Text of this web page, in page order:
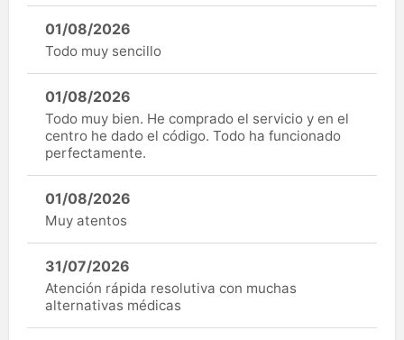
01/08/2026
Todo muy sencillo
01/08/2026
Todo muy bien. He comprado el servicio y en el
centro he dado el código. Todo ha funcionado
perfectamente.
01/08/2026
Muy atentos
31/07/2026
Atención rápida resolutiva con muchas
alternativas médicas